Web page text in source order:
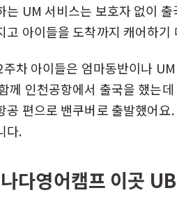
는 UM 서비스는 보호자 없이
고 아이들을 도착까지 캐어하
주차 아이들은 엄마동반이나
께 인천공항에서 출국을 했는
공 편으로 밴쿠버로 출발했어
다.
다영어캠프 이곳